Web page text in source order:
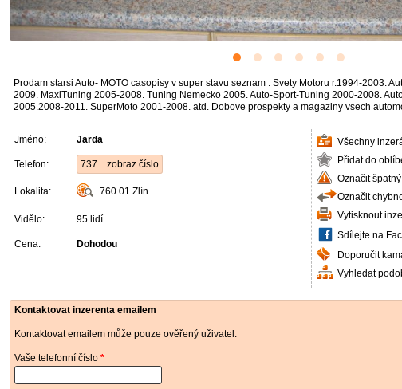
Prodam starsi Auto- MOTO casopisy v super stavu seznam : Svety Motoru r.1994-2003.
2009. MaxiTuning 2005-2008. Tuning Nemecko 2005. Auto-Sport-Tuning 2000-2008.
2005.2008-2011. SuperMoto 2001-2008. atd. Dobove prospekty a magaziny vsech
Jméno: Jarda
Telefon: 737... zobraz číslo
Lokalita: 760 01 Zlín
Vidělo: 95 lidí
Cena: Dohodou
Všechny
Přidat do
Označit
Označit
Vytisknout
Sdílejte na
Doporučit
Vyhledat
Kontaktovat inzerenta emailem
Kontaktovat emailem může pouze ověřený uživatel.
Vaše telefonní číslo *